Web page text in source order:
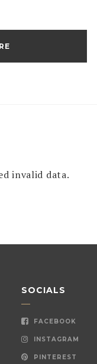
invalid data.
SOCIALS
FACEBOOK
INSTAGRAM
PINTEREST